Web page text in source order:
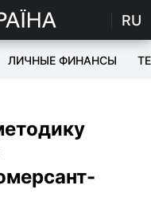
RU
ЛИЧНЫЕ ФИНАНСЫ